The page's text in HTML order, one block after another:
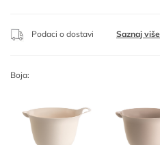
Podaci o dostavi Saznaj više
Boja: